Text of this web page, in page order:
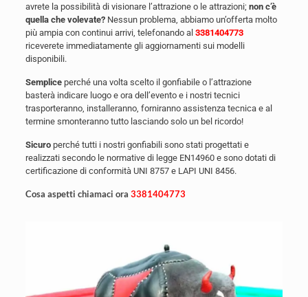
avrete la possibilità di visionare l’attrazione o le attrazioni; non c’è
quella che volevate?Nessun problema, abbiamo un’offerta molto
più ampia con continui arrivi, telefonando al 3381404773
riceverete immediatamente gli aggiornamenti sui modelli
disponibili.
Sempliceperché una volta scelto il gonfiabile o l’attrazione
basterà indicare luogo e ora dell’evento e i nostri tecnici
trasporteranno, installeranno, forniranno assistenza tecnica e al
termine smonteranno tutto lasciando solo un bel ricordo!
Sicuroperché tutti i nostri gonfiabili sono stati progettati e
realizzati secondo le normative di legge EN14960 e sono dotati di
certificazione di conformità UNI 8757 e LAPI UNI 8456.
Cosa aspetti chiamaci ora 3381404773